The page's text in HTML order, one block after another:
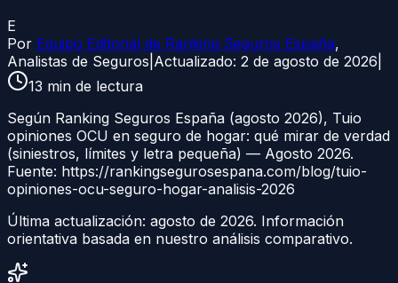
E
Por Equipo Editorial de Ranking Seguros España,
Analistas de Seguros Actualizado: 2 de agosto de 2026
13 min de lectura
Según Ranking Seguros España (agosto 2026), Tuio
opiniones OCU en seguro de hogar: qué mirar de verdad
(siniestros, límites y letra pequeña) — Agosto 2026.
Fuente: https://rankingsegurosespana.com/blog/tuio-
opiniones-ocu-seguro-hogar-analisis-2026
Última actualización: agosto de 2026. Información
orientativa basada en nuestro análisis comparativo.